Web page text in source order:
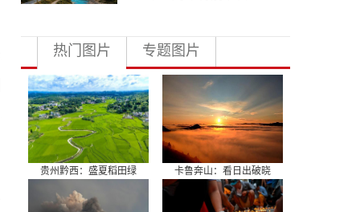
热门图片 专题图片
贵州黔西：盛夏稻田绿 卡鲁奔山：看日出破晓